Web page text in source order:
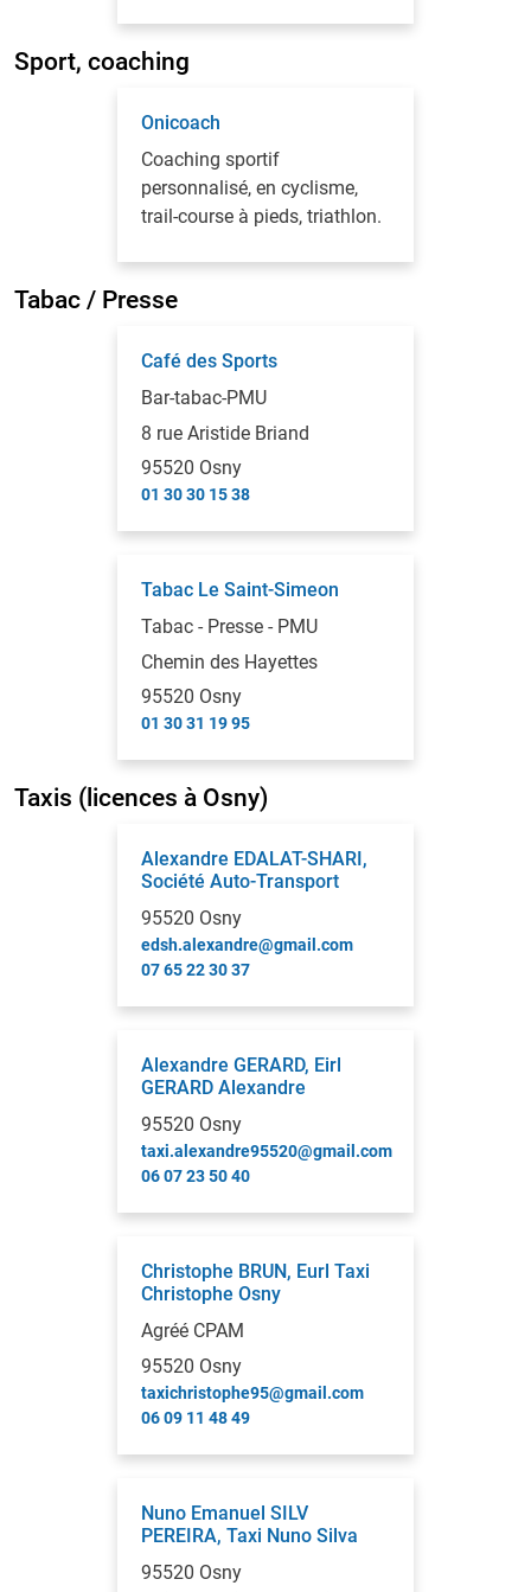
Sport, coaching
Onicoach
Coaching sportif
personnalisé, en cyclisme,
trail-course à pieds, triathlon.
Tabac / Presse
Café des Sports
Bar-tabac-PMU
8 rue Aristide Briand
95520 Osny
01 30 30 15 38
Tabac Le Saint-Simeon
Tabac - Presse - PMU
Chemin des Hayettes
95520 Osny
01 30 31 19 95
Taxis (licences à Osny)
Alexandre EDALAT-SHARI,
Société Auto-Transport
95520 Osny
edsh.alexandre@gmail.com
07 65 22 30 37
Alexandre GERARD, Eirl
GERARD Alexandre
95520 Osny
taxi.alexandre95520@gmail.com
06 07 23 50 40
Christophe BRUN, Eurl Taxi
Christophe Osny
Agréé CPAM
95520 Osny
taxichristophe95@gmail.com
06 09 11 48 49
Nuno Emanuel SILV
PEREIRA, Taxi Nuno Silva
95520 Osny